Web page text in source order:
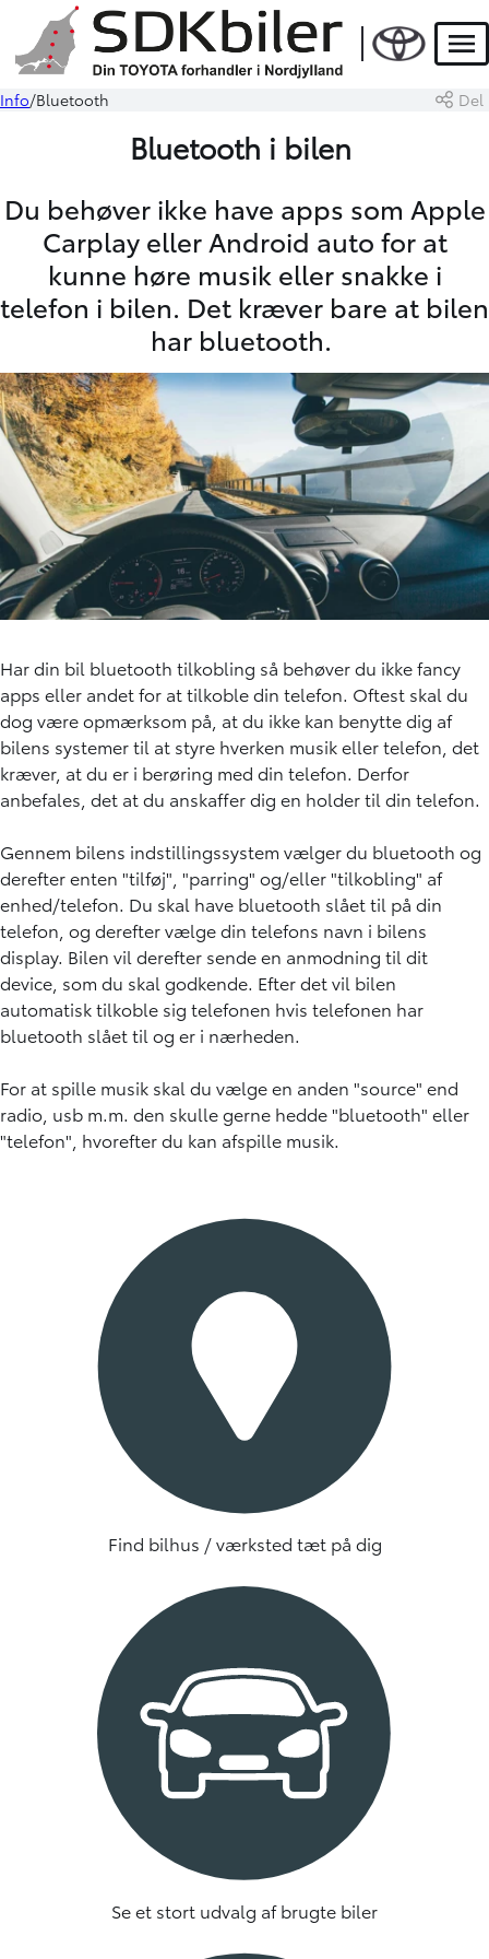
Info Bluetooth Del
Bluetooth i bilen
Du behøver ikke have apps som Apple
Carplay eller Android auto for at
kunne høre musik eller snakke i
telefon i bilen. Det kræver bare at bilen
har bluetooth.
Har din bil bluetooth tilkobling så behøver du ikke fancy
apps eller andet for at tilkoble din telefon. Oftest skal du
dog være opmærksom på, at du ikke kan benytte dig af
bilens systemer til at styre hverken musik eller telefon, det
kræver, at du er i berøring med din telefon. Derfor
anbefales, det at du anskaffer dig en holder til din telefon.
Gennem bilens indstillingssystem vælger du bluetooth og
derefter enten "tilføj", "parring" og/eller "tilkobling" af
enhed/telefon. Du skal have bluetooth slået til på din
telefon, og derefter vælge din telefons navn i bilens
display. Bilen vil derefter sende en anmodning til dit
device, som du skal godkende. Efter det vil bilen
automatisk tilkoble sig telefonen hvis telefonen har
bluetooth slået til og er i nærheden.
For at spille musik skal du vælge en anden "source" end
radio, usb m.m. den skulle gerne hedde "bluetooth" eller
"telefon", hvorefter du kan afspille musik.
Find bilhus / værksted tæt på dig
Se et stort udvalg af brugte biler